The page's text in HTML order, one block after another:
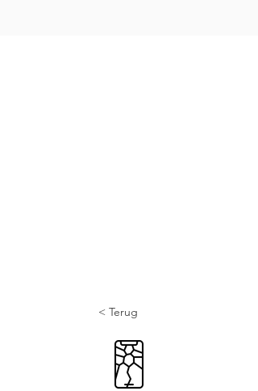
< Terug